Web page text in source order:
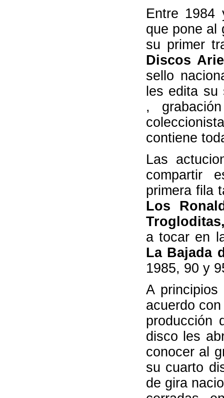
Entre 1984
que pone al
su primer
Discos
sello
les edita
,
contiene
Las
compartir
primera fila
Los
a tocar en
La Bajada
1985, 90 y
A
acuerdo
producción
disco les
conocer al
su cuarto
de gira